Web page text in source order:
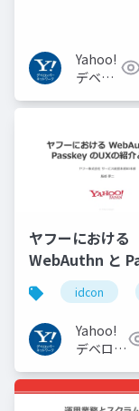
Yahoo!
デベロ
ネット
ヤフーにおける
WebAuthn と
の UX の紹介と
#idcon #fidcon
idcon
Yahoo!
デベロッ
トワーク